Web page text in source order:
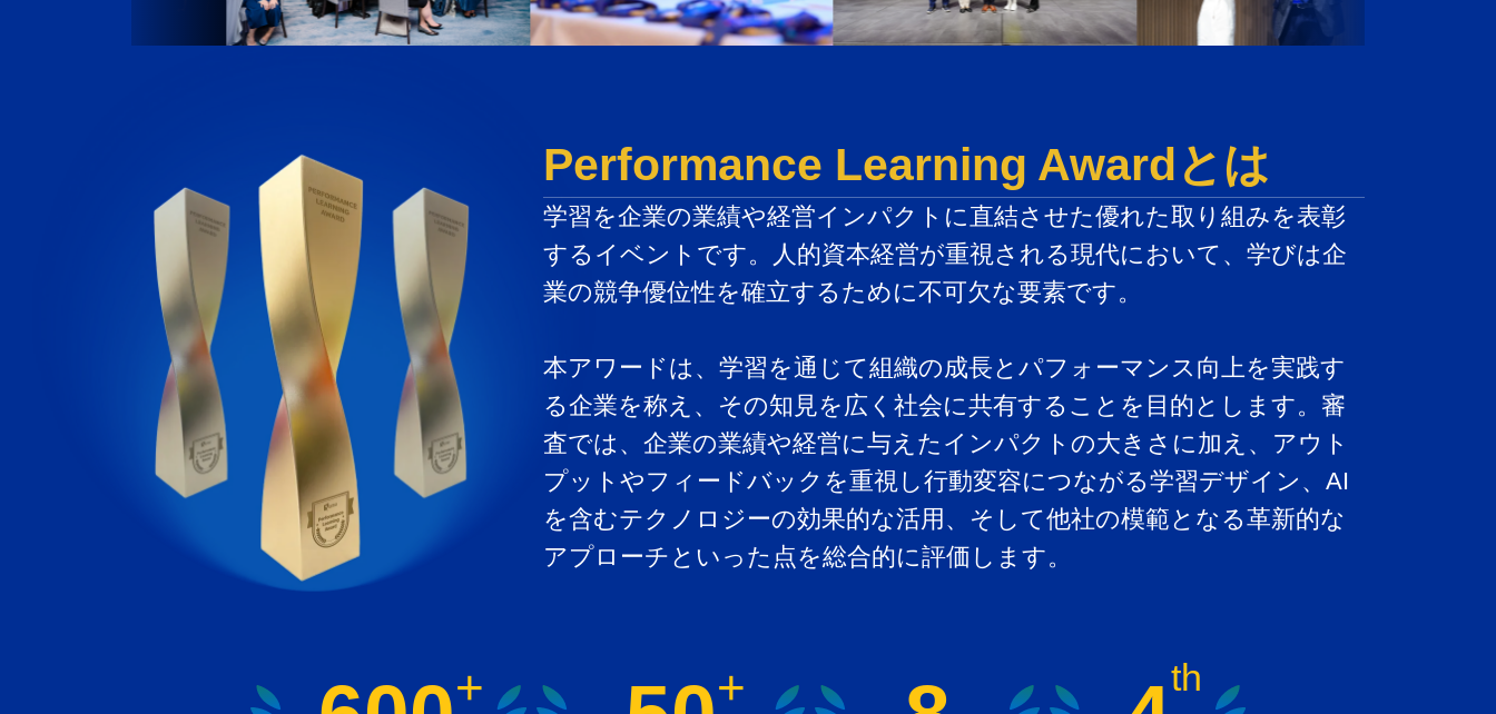
Performance Learning Awardとは
学習を企業の業績や経営インパクトに直結させた優れた取り組みを表彰
するイベントです。人的資本経営が重視される現代において、学びは企
業の競争優位性を確立するために不可欠な要素です。
本アワードは、学習を通じて組織の成長とパフォーマンス向上を実践す
る企業を称え、その知見を広く社会に共有することを目的とします。審
査では、企業の業績や経営に与えたインパクトの大きさに加え、アウト
プットやフィードバックを重視し行動変容につながる学習デザイン、AI
を含むテクノロジーの効果的な活用、そして他社の模範となる革新的な
アプローチといった点を総合的に評価します。
+ + th